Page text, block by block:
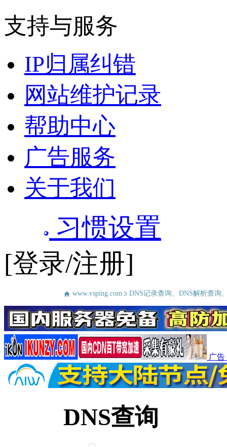
支持与服务
IP归属纠错
网站维护记录
帮助中心
广告服务
关于我们
习惯设置
[登录/注册]
www.vsping.com DNS记录查询、DNS解析查询
广告
DNS查询